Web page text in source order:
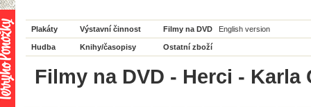
Plakáty Výstavní činnost Filmy na DVD English version
Hudba Knihy/časopisy Ostatní zboží
Filmy na DVD - Herci -